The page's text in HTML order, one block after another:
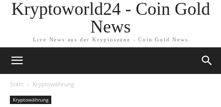
Kryptoworld24 - Coin Gold
News
Live News aus der Kryptoszene - Coin Gold News
Start Kryptowährung
Kryptowährung